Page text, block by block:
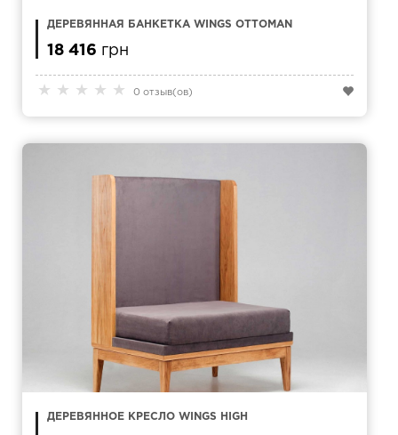
★ ★ ★ ★ ★ 0 отзыв(ов)
ДЕРЕВЯННАЯ БАНКЕТКА WINGS OTTOMAN
18 416 грн
ДЕРЕВЯННОЕ КРЕСЛО WINGS HIGH